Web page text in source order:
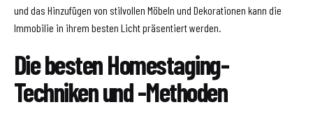
und das Hinzufügen von stilvollen Möbeln und Dekorationen kann die
Immobilie in ihrem besten Licht präsentiert werden.
Die besten Homestaging-
Techniken und -Methoden